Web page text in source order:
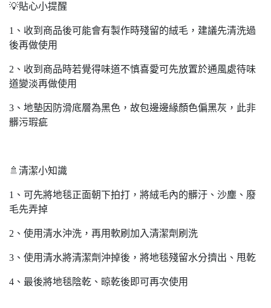
💡貼心小提醒
1、收到商品後可能會有製作時殘留的絨毛，建議先清洗過
後再做使用
2、收到商品時若覺得味道不慎喜愛可先放置於通風處待味
道變淡再做使用
3、地墊因防滑底層為黑色，故包邊邊緣顏色偏黑灰，此非
髒污瑕疵
🚿清潔小知識
1、可先將地毯正面朝下拍打，將絨毛內的髒汙、沙塵、廢
毛先弄掉
2、使用清水沖洗，再用軟刷加入清潔劑刷洗
3、使用清水將清潔劑沖掉後，將地毯殘留水分擠出、甩乾
4、最後將地毯陰乾、晾乾後即可再次使用